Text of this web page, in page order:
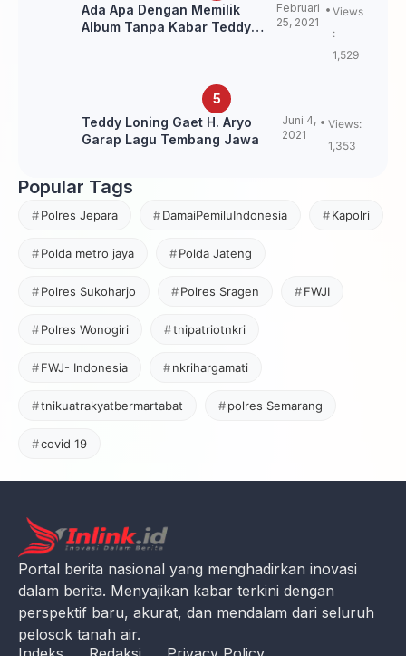
Ada Apa Dengan Memilik
Album Tanpa Kabar Teddy
Februari
25, 2021
Views
:
1,529
Teddy Loning Gaet H. Aryo
Garap Lagu Tembang Jawa
Juni 4,
2021
Views:
1,353
Popular Tags
Polres Jepara DamaiPemiluIndonesia Kapolri
Polda metro jaya Polda Jateng
Polres Sukoharjo Polres Sragen FWJI
Polres Wonogiri tnipatriotnkri
FWJ- Indonesia nkrihargamati
tnikuatrakyatbermartabat polres Semarang
covid 19
Portal berita nasional yang menghadirkan inovasi
dalam berita. Menyajikan kabar terkini dengan
perspektif baru, akurat, dan mendalam dari seluruh
pelosok tanah air.